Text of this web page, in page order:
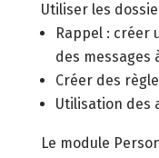
Utiliser les
Rappel : créer
des messages
Créer des
Utilisation des
Le module